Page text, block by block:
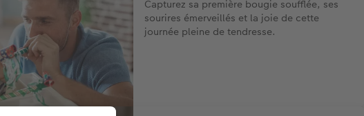
Capturez sa première bougie soufflée, ses
sourires émerveillés et la joie de cette
journée pleine de tendresse.